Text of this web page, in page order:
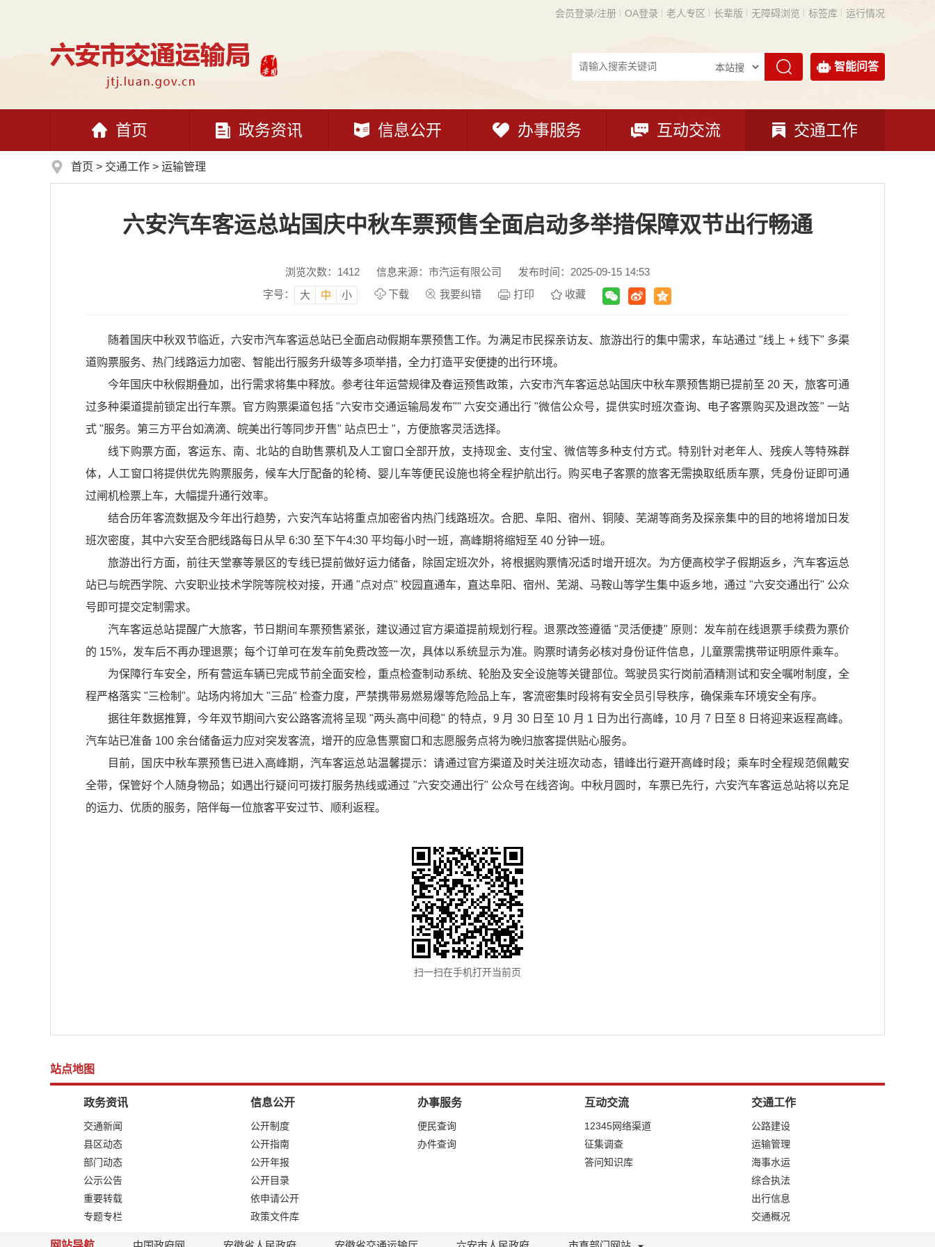
会员登录/注册 OA登录 老人专区 长辈版 无障碍浏览 标签库 运行情况
智能问答
首页 政务资讯 信息公开 办事服务 互动交流 交通工作
首页 > 交通工作 > 运输管理
六安汽车客运总站国庆中秋车票预售全面启动多举措保障双节出行畅通
浏览次数： 1412 信息来源：市汽运有限公司
发布时间：2025-09-15 14:53
字号：
大 中 小 下载 我要纠错 打印 收藏
随着国庆中秋双节临近，六安市汽车客运总站已全面启动假期车票预售工作。为满足市民探亲访友、旅游出行的集中需求，车站通过 "线上 + 线下" 多渠
道购票服务、热门线路运力加密、智能出行服务升级等多项举措，全力打造平安便捷的出行环境。
今年国庆中秋假期叠加，出行需求将集中释放。参考往年运营规律及春运预售政策，六安市汽车客运总站国庆中秋车票预售期已提前至 20 天，旅客可通
过多种渠道提前锁定出行车票。官方购票渠道包括 "六安市交通运输局发布"" 六安交通出行 "微信公众号，提供实时班次查询、电子客票购买及退改签" 一站
式 "服务。第三方平台如滴滴、皖美出行等同步开售" 站点巴士 "，方便旅客灵活选择。
线下购票方面，客运东、南、北站的自助售票机及人工窗口全部开放，支持现金、支付宝、微信等多种支付方式。特别针对老年人、残疾人等特殊群
体，人工窗口将提供优先购票服务，候车大厅配备的轮椅、婴儿车等便民设施也将全程护航出行。购买电子客票的旅客无需换取纸质车票，凭身份证即可通
过闸机检票上车，大幅提升通行效率。
结合历年客流数据及今年出行趋势，六安汽车站将重点加密省内热门线路班次。合肥、阜阳、宿州、铜陵、芜湖等商务及探亲集中的目的地将增加日发
班次密度，其中六安至合肥线路每日从早 6:30 至下午4:30 平均每小时一班，高峰期将缩短至 40 分钟一班。
旅游出行方面，前往天堂寨等景区的专线已提前做好运力储备，除固定班次外，将根据购票情况适时增开班次。为方便高校学子假期返乡，汽车客运总
站已与皖西学院、六安职业技术学院等院校对接，开通 "点对点" 校园直通车，直达阜阳、宿州、芜湖、马鞍山等学生集中返乡地，通过 "六安交通出行" 公众
号即可提交定制需求。
汽车客运总站提醒广大旅客，节日期间车票预售紧张，建议通过官方渠道提前规划行程。退票改签遵循 "灵活便捷" 原则：发车前在线退票手续费为票价
的 15%，发车后不再办理退票；每个订单可在发车前免费改签一次，具体以系统显示为准。购票时请务必核对身份证件信息，儿童票需携带证明原件乘车。
为保障行车安全，所有营运车辆已完成节前全面安检，重点检查制动系统、轮胎及安全设施等关键部位。驾驶员实行岗前酒精测试和安全嘱咐制度，全
程严格落实 "三检制"。站场内将加大 "三品" 检查力度，严禁携带易燃易爆等危险品上车，客流密集时段将有安全员引导秩序，确保乘车环境安全有序。
据往年数据推算，今年双节期间六安公路客流将呈现 "两头高中间稳" 的特点，9 月 30 日至 10 月 1 日为出行高峰，10 月 7 日至 8 日将迎来返程高峰。
汽车站已准备 100 余台储备运力应对突发客流，增开的应急售票窗口和志愿服务点将为晚归旅客提供贴心服务。
目前，国庆中秋车票预售已进入高峰期，汽车客运总站温馨提示：请通过官方渠道及时关注班次动态，错峰出行避开高峰时段；乘车时全程规范佩戴安
全带，保管好个人随身物品；如遇出行疑问可拨打服务热线或通过 "六安交通出行" 公众号在线咨询。中秋月圆时，车票已先行，六安汽车客运总站将以充足
的运力、优质的服务，陪伴每一位旅客平安过节、顺利返程。
扫一扫在手机打开当前页
站点地图
政务资讯
交通新闻
县区动态
部门动态
公示公告
重要转载
专题专栏
信息公开
公开制度
公开指南
公开年报
公开目录
依申请公开
政策文件库
办事服务
便民查询
办件查询
互动交流
12345网络渠道
征集调查
答问知识库
交通工作
公路建设
运输管理
海事水运
综合执法
出行信息
交通概况